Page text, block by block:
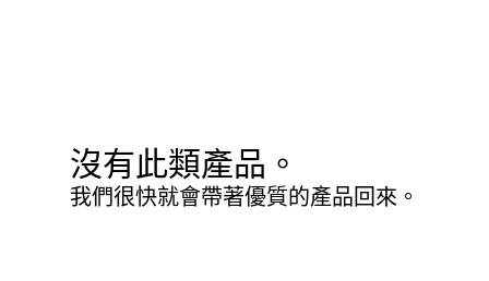
沒有此類產品。
我們很快就會帶著優質的產品回來。